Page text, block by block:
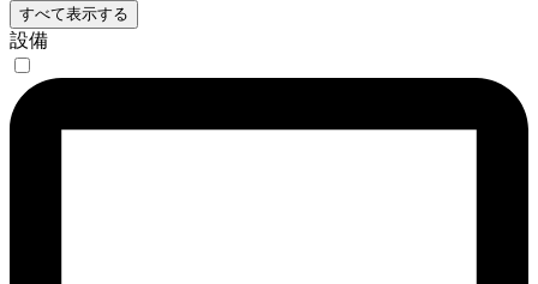
すべて表示する
設備